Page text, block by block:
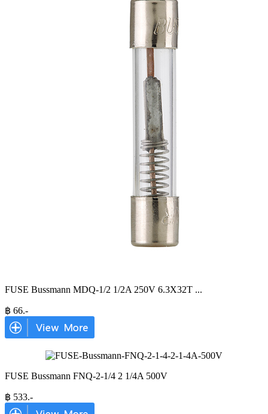
FUSE Bussmann MDQ-1/2 1/2A 250V 6.3X32T ...
฿ 66.-
FUSE Bussmann FNQ-2-1/4 2 1/4A 500V
฿ 533.-